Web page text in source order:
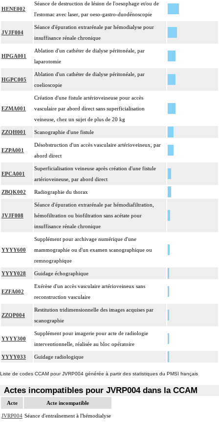
HENE002
Séance de destruction de lésion de l'oesophage et/ou de
l'estomac avec laser, par oeso-gastro-duodénoscopie
JVJF004
Séance d'épuration extrarénale par hémodialyse pour
insuffisance rénale chronique
HPGA001
Ablation d'un cathéter de dialyse péritonéale, par
laparotomie
HGPC005
Ablation d'un cathéter de dialyse péritonéale, par
coelioscopie
EZMA001
Création d'une fistule artérioveineuse pour accès
vasculaire par abord direct sans superficialisation
veineuse, chez un sujet de plus de 20 kg
ZZQH001 Scanographie d'une fistule
EZPA001
Désobstruction d'un accès vasculaire artérioveineux, par
abord direct
EPCA001
Superficialisation veineuse après création d'une fistule
artérioveineuse, par abord direct
ZBQK002 Radiographie du thorax
JVJF008
Séance d'épuration extrarénale par hémodiafiltration,
hémofiltration ou biofiltration sans acétate pour
insuffisance rénale chronique
YYYY600
Supplément pour archivage numérique d'une
mammographie ou d'un examen scanographique ou
remnographique
YYYY028 Guidage échographique
EZFA002
Exérèse d'un accès vasculaire artérioveineux sans
reconstruction vasculaire
ZZQP004
Restitution tridimensionnelle des images acquises par
scanographie
YYYY300
Supplément pour imagerie pour acte de radiologie
interventionnelle, réalisée au bloc opératoire
YYYY033 Guidage radiologique
Liste de codes CCAM pour JVRP004 générée à partir des statistiques du PMSI français
Actes incompatibles pour JVRP004 dans la CCAM
Acte Acte incompatible
JVRP004 Séance d'entraînement à l'hémodialyse